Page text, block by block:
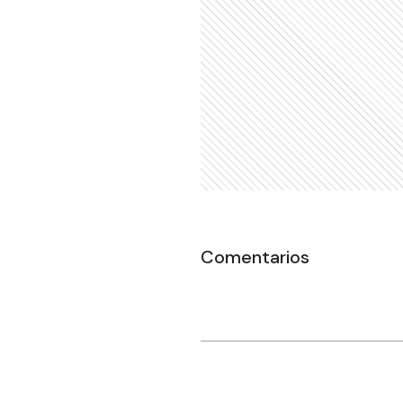
Comentarios